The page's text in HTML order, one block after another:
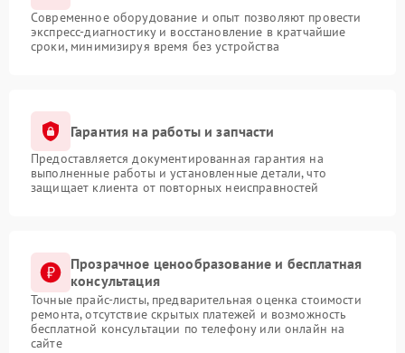
Современное оборудование и опыт позволяют провести
экспресс-диагностику и восстановление в кратчайшие
сроки, минимизируя время без устройства
Гарантия на работы и запчасти
Предоставляется документированная гарантия на
выполненные работы и установленные детали, что
защищает клиента от повторных неисправностей
Прозрачное ценообразование и бесплатная
консультация
Точные прайс-листы, предварительная оценка стоимости
ремонта, отсутствие скрытых платежей и возможность
бесплатной консультации по телефону или онлайн на
сайте